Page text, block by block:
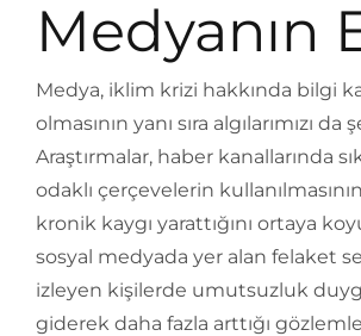
Medyanın
Medya, iklim krizi hakkında bilgi
olmasının yanı sıra algılarımızı
Araştırmalar, haber kanallarında
odaklı çerçevelerin
kronik kaygı yarattığını ortaya
sosyal medyada yer alan felaket
izleyen kişilerde umutsuzluk
giderek daha fazla arttığı